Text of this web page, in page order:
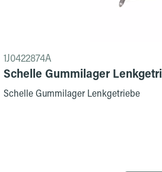
1J0422874A
Schelle Gummilager
Schelle Gummilager Lenkgetriebe